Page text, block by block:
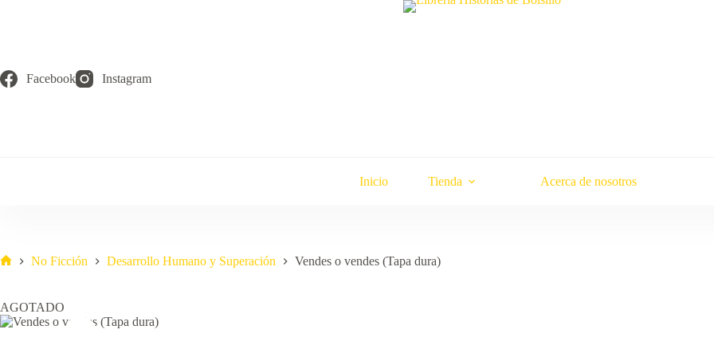
Facebook Instagram
Inicio Tienda Acerca de nosotros
No Ficción Desarrollo Humano y Superación Vendes o vendes (Tapa dura)
AGOTADO